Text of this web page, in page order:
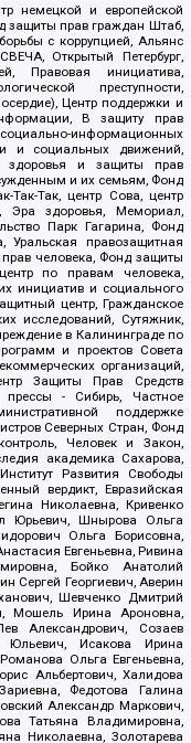
немецкой и европейской
защиты прав граждан Штаб,
с коррупцией, Альянс
Открытый Петербург,
Правовая инициатива,
преступности,
Центр поддержки и
В защиту прав
информационных
и социальных движений,
здоровья и защиты прав
и их семьям, Фонд
Так-Так, центр Сова, центр
Эра здоровья, Мемориал,
Парк Гагарина, Фонд
правозащитная
человека, Фонд защиты
по правам человека,
инициатив и социального
центр, Гражданское
исследований, Сутяжник,
в Калининграде по
и проектов Совета
организаций,
Защиты Прав Средств
прессы - Сибирь, Частное
поддержке
Северных Стран, Фонд
Человек и Закон,
академика Сахарова,
Развития Свободы
вердикт, Евразийская
Николаевна, Кривенко
Юрьевич, Шнырова Ольга
Ольга Борисовна,
Евгеньевна, Ривина
Бойко Анатолий
Сергей Георгиевич, Аверин
Шевченко Дмитрий
Мошель Ирина Ароновна,
Александрович, Созаев
Юльевич, Исакова Ирина
Ольга Евгеньевна,
Альбертович, Халидова
Федотова Галина
Александр Маркович,
Татьяна Владимировна,
Николаевна, Золотарева